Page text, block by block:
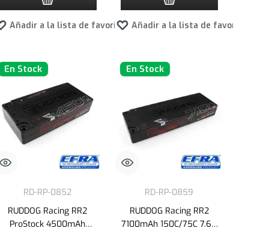
Añadir a la lista de favoritos Añadir a la lista de favoritos
En Stock
RD-RP-0852
RUDDOG Racing RR2
ProStock 4500mAh
En Stock
RD-RP-0859
RUDDOG Racing RR2
7100mAh 150C/75C 7.6V